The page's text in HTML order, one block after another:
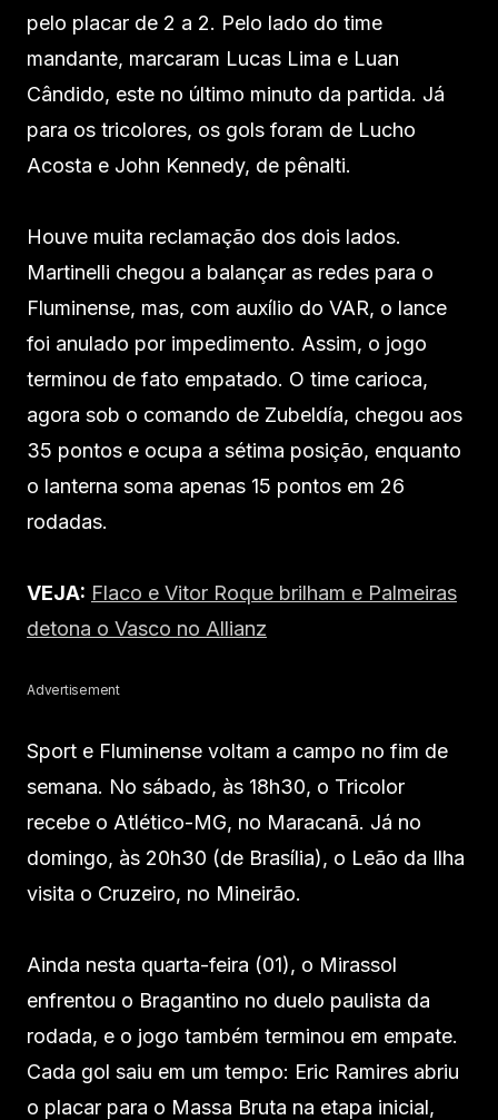
pelo placar de 2 a 2. Pelo lado do time
mandante, marcaram Lucas Lima e Luan
Cândido, este no último minuto da partida. Já
para os tricolores, os gols foram de Lucho
Acosta e John Kennedy, de pênalti.
Houve muita reclamação dos dois lados.
Martinelli chegou a balançar as redes para o
Fluminense, mas, com auxílio do VAR, o lance
foi anulado por impedimento. Assim, o jogo
terminou de fato empatado. O time carioca,
agora sob o comando de Zubeldía, chegou aos
35 pontos e ocupa a sétima posição, enquanto
o lanterna soma apenas 15 pontos em 26
rodadas.
VEJA: Flaco e Vitor Roque brilham e Palmeiras
detona o Vasco no Allianz
Advertisement
Sport e Fluminense voltam a campo no fim de
semana. No sábado, às 18h30, o Tricolor
recebe o Atlético-MG, no Maracanã. Já no
domingo, às 20h30 (de Brasília), o Leão da Ilha
visita o Cruzeiro, no Mineirão.
Ainda nesta quarta-feira (01), o Mirassol
enfrentou o Bragantino no duelo paulista da
rodada, e o jogo também terminou em empate.
Cada gol saiu em um tempo: Eric Ramires abriu
o placar para o Massa Bruta na etapa inicial,